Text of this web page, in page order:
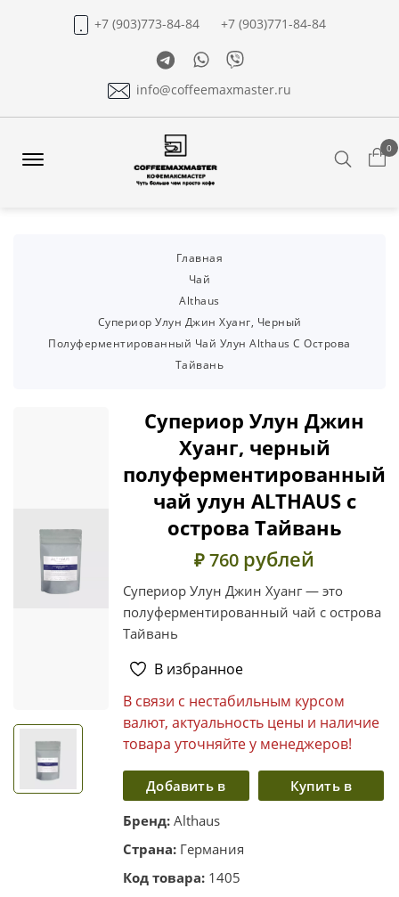
+7 (903)773-84-84
+7 (903)771-84-84
TelegramWhatsapp
Viber
info@coffeemaxmaster.ru
0
Главная
Чай
Althaus
Супериор Улун Джин Хуанг, Черный
Полуферментированный Чай Улун Althaus С Острова
Тайвань
Супериор Улун Джин
Хуанг, черный
полуферментированный
чай улун ALTHAUS с
острова Тайвань
₽ 760 рублей
Супериор Улун Джин Хуанг — это
полуферментированный чай с острова
Тайвань
В избранное
В связи с нестабильным курсом
валют, актуальность цены и наличие
товара уточняйте у менеджеров!
Добавить в
корзину
Купить в
Бренд: Althaus
Страна: Германия
Код товара: 1405